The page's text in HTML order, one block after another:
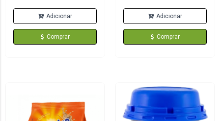
Adicionar
Comprar
Adicionar
Comprar